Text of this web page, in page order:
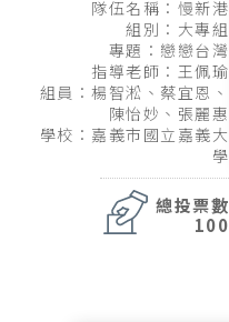
隊伍名稱：慢新港
組別：大專組
專題：戀戀台灣
指導老師：王佩瑜
組員：楊智淞、蔡宜恩、
陳怡妙、張麗惠
學校：嘉義市國立嘉義大
學
總投票數
100